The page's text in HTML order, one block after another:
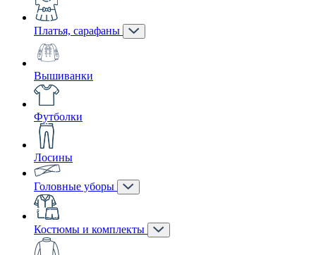
Платья, сарафаны
Вышиванки
Футболки
Лосины
Головные уборы
Костюмы и комплекты